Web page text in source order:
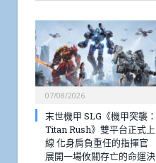
07/08/2026
末世機甲 SLG《機甲突襲：
Titan Rush》雙平台正式上
線 化身肩負重任的指揮官
展開一場攸關存亡的命運決